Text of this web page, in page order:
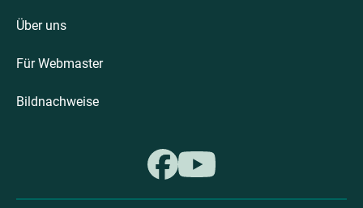
Über uns
Für Webmaster
Bildnachweise